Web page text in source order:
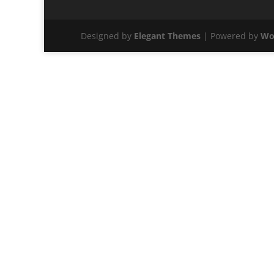
Designed by Elegant Themes | Powered by